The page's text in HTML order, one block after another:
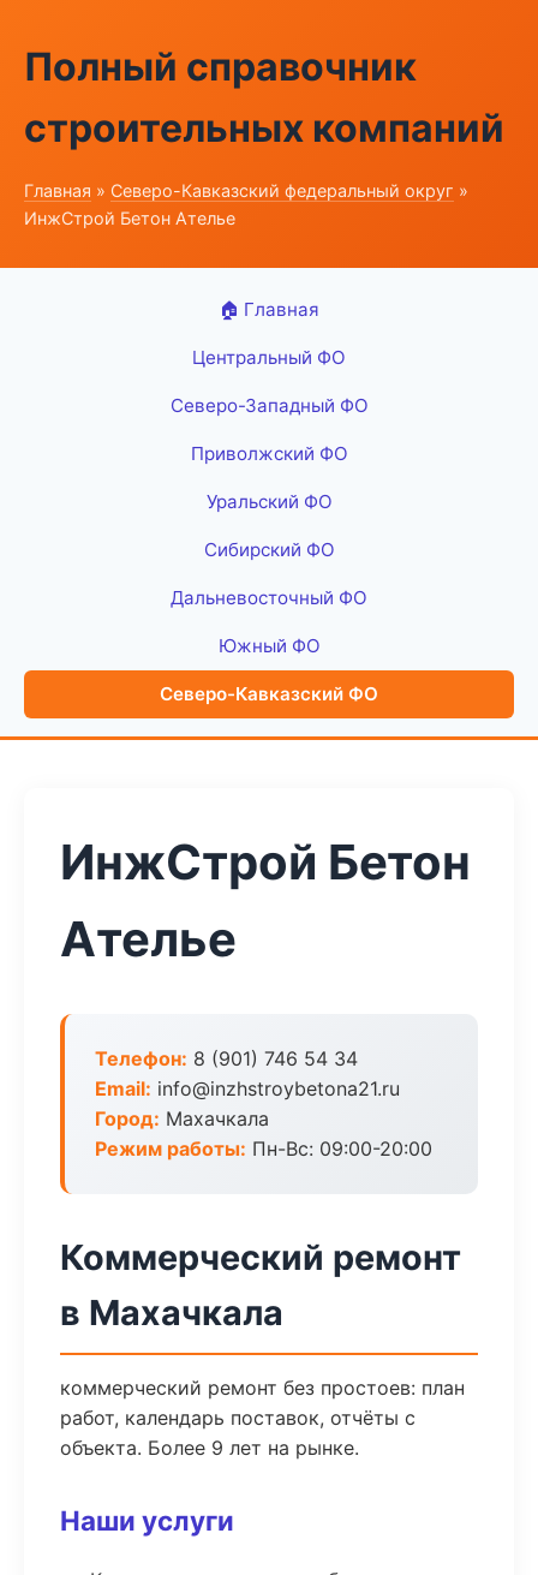
Полный справочник
строительных компаний
Главная » Северо-Кавказский федеральный округ »
ИнжСтрой Бетон Ателье
🏠 Главная
Центральный ФО
Северо-Западный ФО
Приволжский ФО
Уральский ФО
Сибирский ФО
Дальневосточный ФО
Южный ФО
Северо-Кавказский ФО
ИнжСтрой Бетон
Ателье
Телефон: 8 (901) 746 54 34
Email: info@inzhstroybetona21.ru
Город: Махачкала
Режим работы: Пн-Вс: 09:00-20:00
Коммерческий ремонт
в Махачкала
коммерческий ремонт без простоев: план
работ, календарь поставок, отчёты с
объекта. Более 9 лет на рынке.
Наши услуги